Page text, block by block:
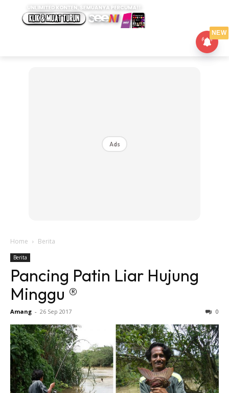
Ads
Home Berita
Berita
Pancing Patin Liar Hujung
Minggu ®
Amang - 26 Sep 2017 0
NEW